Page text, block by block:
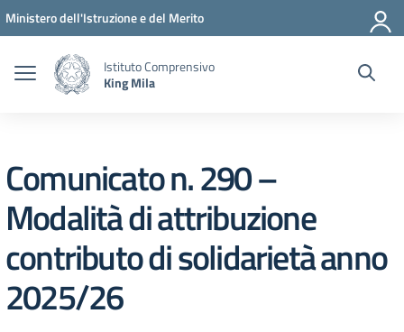
Vai ai contenuti
Vai al menu di navigazione
Vai al footer
Ministero dell'Istruzione e del Merito
Istituto Comprensivo
King Mila
Comunicato n. 290 –
Modalità di attribuzione
contributo di solidarietà anno
2025/26